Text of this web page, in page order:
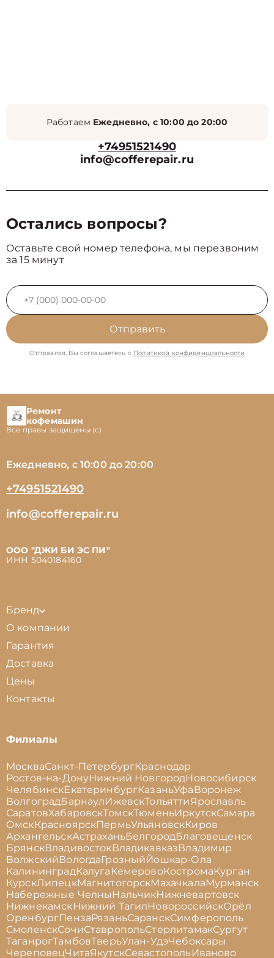
Работаем Ежедневно, с 10:00 до 20:00
+74951521490
info@cofferepair.ru
Остались вопросы?
Оставьте свой номер телефона, мы перезвоним
за 15 минут
Отправить
Отправляя, Вы соглашаетесь с Политикой конфиденциальности
Ремонт
кофемашин
Все правы защищены (с)
Ежедневно, с 10:00 до 20:00
+74951521490
info@cofferepair.ru
ООО "ДЖИ БИ ЭС ПИ"
ИНН 5040184160
Бренд
О компании
Гарантия
Доставка
Цены
Контакты
Филиалы
МоскваСанкт-ПетербургКраснодар
Ростов-на-ДонуНижний НовгородНовосибирск
ЧелябинскЕкатеринбургКазаньУфа Воронеж
ВолгоградБарнаулИжевскТольяттиЯрославль
СаратовХабаровскТомскТюменьИркутскСамара
ОмскКрасноярскПермьУльяновскКиров
АрхангельскАстраханьБелгородБлаговещенск
БрянскВладивостокВладикавказВладимир
ВолжскийВологдаГрозныйЙошкар-Ола
КалининградКалуга КемеровоКостромаКурган
КурскЛипецкМагнитогорскМахачкалаМурманск
Набережные Челны НальчикНижневартовск
НижнекамскНижний ТагилНовороссийскОрёл
ОренбургПензаРязаньСаранскСимферополь
СмоленскСочиСтавропольСтерлитамакСургут
ТаганрогТамбовТверьУлан-УдэЧебоксары
ЧереповецЧитаЯкутскСевастопольИваново